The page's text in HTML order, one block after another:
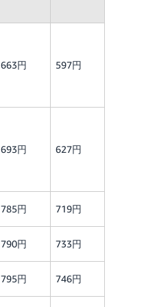
663円 597円
693円 627円
785円 719円
790円 733円
795円 746円